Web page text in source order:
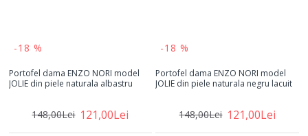
-18 %
Portofel dama ENZO NORI model
JOLIE din piele naturala albastru
121,00Lei
148,00Lei
-18 %
Portofel dama ENZO NORI model
JOLIE din piele naturala negru lacuit
121,00Lei
148,00Lei